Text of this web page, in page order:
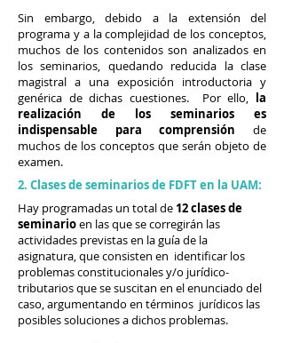
Sin embargo, debido a la extensión del
programa y a la complejidad de los conceptos,
muchos de los contenidos son analizados en
los seminarios, quedando reducida la clase
magistral a una exposición introductoria y
genérica de dichas cuestiones. Por ello, la
realización de los seminarios es
indispensable para comprensión de
muchos de los conceptos que serán objeto de
examen.
2. Clases de seminarios de FDFT en la UAM:
Hay programadas un total de 12 clases de
seminarioen las que se corregirán las
actividades previstas en la guía de la
asignatura, que consisten en identificar los
problemas constitucionales y/o jurídico-
tributarios que se suscitan en el enunciado del
caso, argumentando en términos jurídicos las
posibles soluciones a dichos problemas.